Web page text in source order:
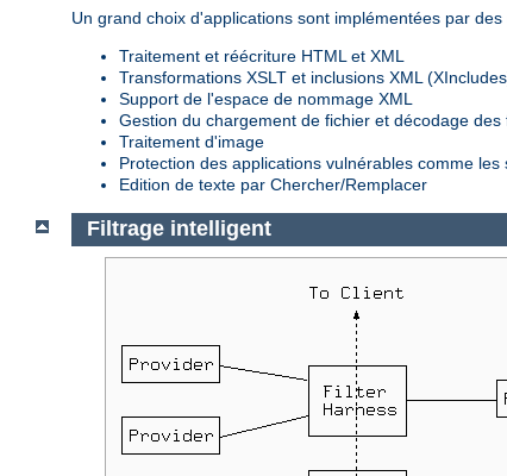
Un grand choix d'applications sont implémentées par
Traitement et réécriture HTML et XML
Transformations XSLT et inclusions XML
Support de l'espace de nommage XML
Gestion du chargement de fichier et décodage des
Traitement d'image
Protection des applications vulnérables comme les
Edition de texte par Chercher/Remplacer
Filtrage intelligent